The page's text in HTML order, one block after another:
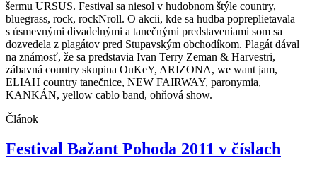
šermu URSUS. Festival sa niesol v hudobnom štýle country,
bluegrass, rock, rockNroll. O akcii, kde sa hudba popreplietavala
s úsmevnými divadelnými a tanečnými predstaveniami som sa
dozvedela z plagátov pred Stupavským obchodíkom. Plagát dával
na známosť, že sa predstavia Ivan Terry Zeman & Harvestri,
zábavná country skupina OuKeY, ARIZONA, we want jam,
ELIAH country tanečnice, NEW FAIRWAY, paronymia,
KANKÁN, yellow cablo band, ohňová show.
Článok
Festival Bažant Pohoda 2011 v číslach